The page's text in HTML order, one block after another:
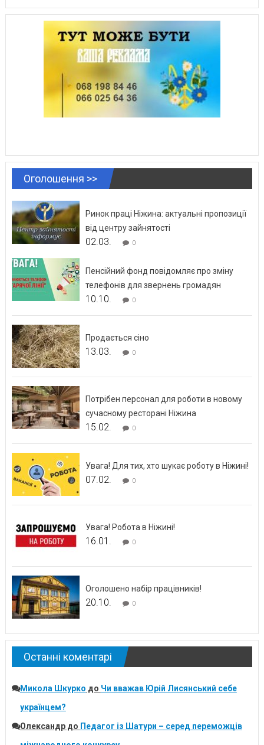
Оголошення >>
Ринок праці Ніжина: актуальні пропозиції
від центру зайнятості
02.03. 0
Пенсійний фонд повідомляє про зміну
телефонів для звернень громадян
10.10. 0
Продається сіно
13.03. 0
Потрібен персонал для роботи в новому
сучасному ресторані Ніжина
15.02. 0
Увага! Для тих, хто шукає роботу в Ніжині!
07.02. 0
Увага! Робота в Ніжині!
16.01. 0
Оголошено набір працівників!
20.10. 0
Останні коментарі
Микола Шкурко до Чи вважав Юрій Лисянський себе
українцем?
Олександрдо Педагог із Шатури – серед переможців